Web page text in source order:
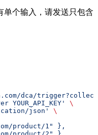
单个输入，请发送只包含
dca/
\
json'
\
product/1" },